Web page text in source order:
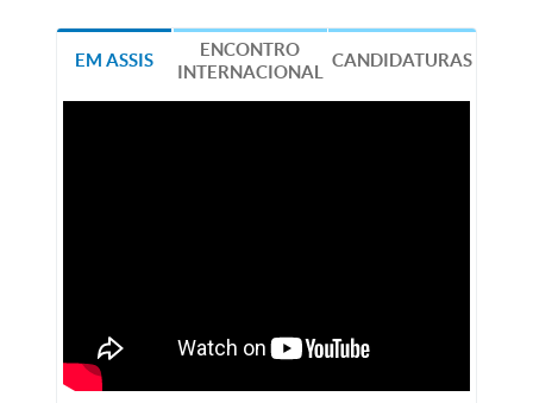
EM ASSIS
ENCONTRO
INTERNACIONAL
CANDIDATURAS